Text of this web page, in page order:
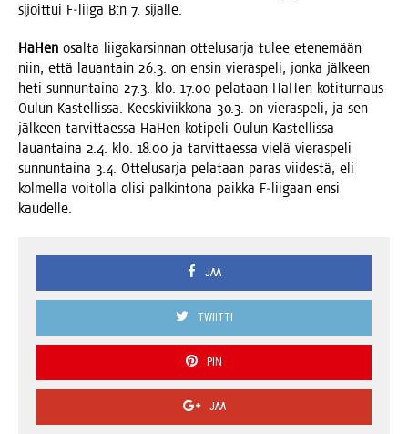
sijoit­tui F‑liiga B:n 7. sijalle.
HaHen osal­ta lii­ga­kar­sin­nan otte­lusar­ja tulee ete­ne­mään
niin, että lau­an­tain 26.3. on ensin vie­ras­pe­li, jon­ka jäl­keen
heti sun­nun­tai­na 27.3. klo. 17.00 pela­taan HaHen koti­tur­naus
Oulun Kas­tel­lis­sa. Kees­ki­viik­ko­na 30.3. on vie­ras­pe­li, ja sen
jäl­keen tar­vit­taes­sa HaHen koti­pe­li Oulun Kas­tel­lis­sa
lau­an­tai­na 2.4. klo. 18.00 ja tar­vit­taes­sa vie­lä vie­ras­pe­li
sun­nun­tai­na 3.4. Otte­lusar­ja pela­taan paras vii­des­tä, eli
kol­mel­la voi­tol­la oli­si pal­kin­to­na paik­ka F‑liigaan ensi
kaudelle.
JAA
TWIITTI
PIN
JAA